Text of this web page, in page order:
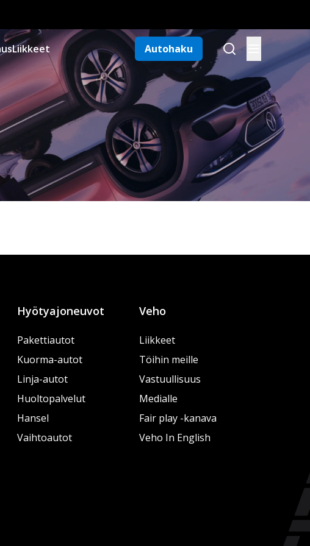
Liikkeet Autohaku
Hyötyajoneuvot
Pakettiautot
Kuorma-autot
Linja-autot
Huoltopalvelut
Hansel
Vaihtoautot
Veho
Liikkeet
Töihin meille
Vastuullisuus
Medialle
Fair play -kanava
Veho In English